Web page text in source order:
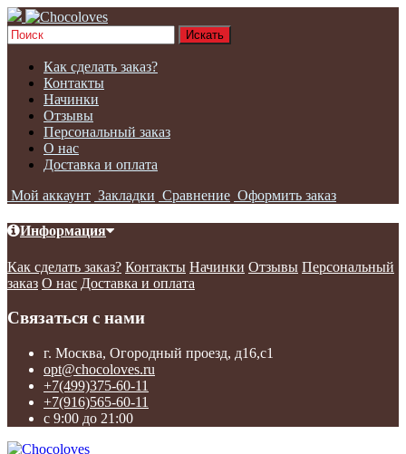
Как сделать заказ?
Контакты
Начинки
Отзывы
Персональный заказ
О нас
Доставка и оплата
Мой аккаунт Закладки Сравнение Оформить заказ
Информация
Как сделать заказ? Контакты Начинки Отзывы Персональный
заказ О нас Доставка и оплата
Связаться с нами
г. Москва, Огородный проезд, д16,с1
opt@chocoloves.ru
+7(499)375-60-11
+7(916)565-60-11
с 9:00 до 21:00